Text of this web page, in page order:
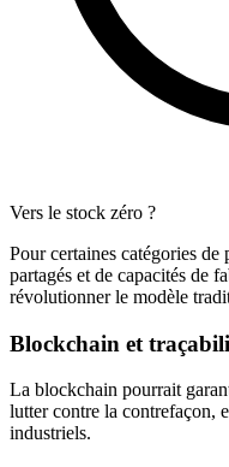
Vers le stock zéro ?
Pour certaines catégories
partagés et de capacités de
révolutionner le modèle
Blockchain et
La blockchain pourrait
lutter contre la contrefaçon,
industriels.